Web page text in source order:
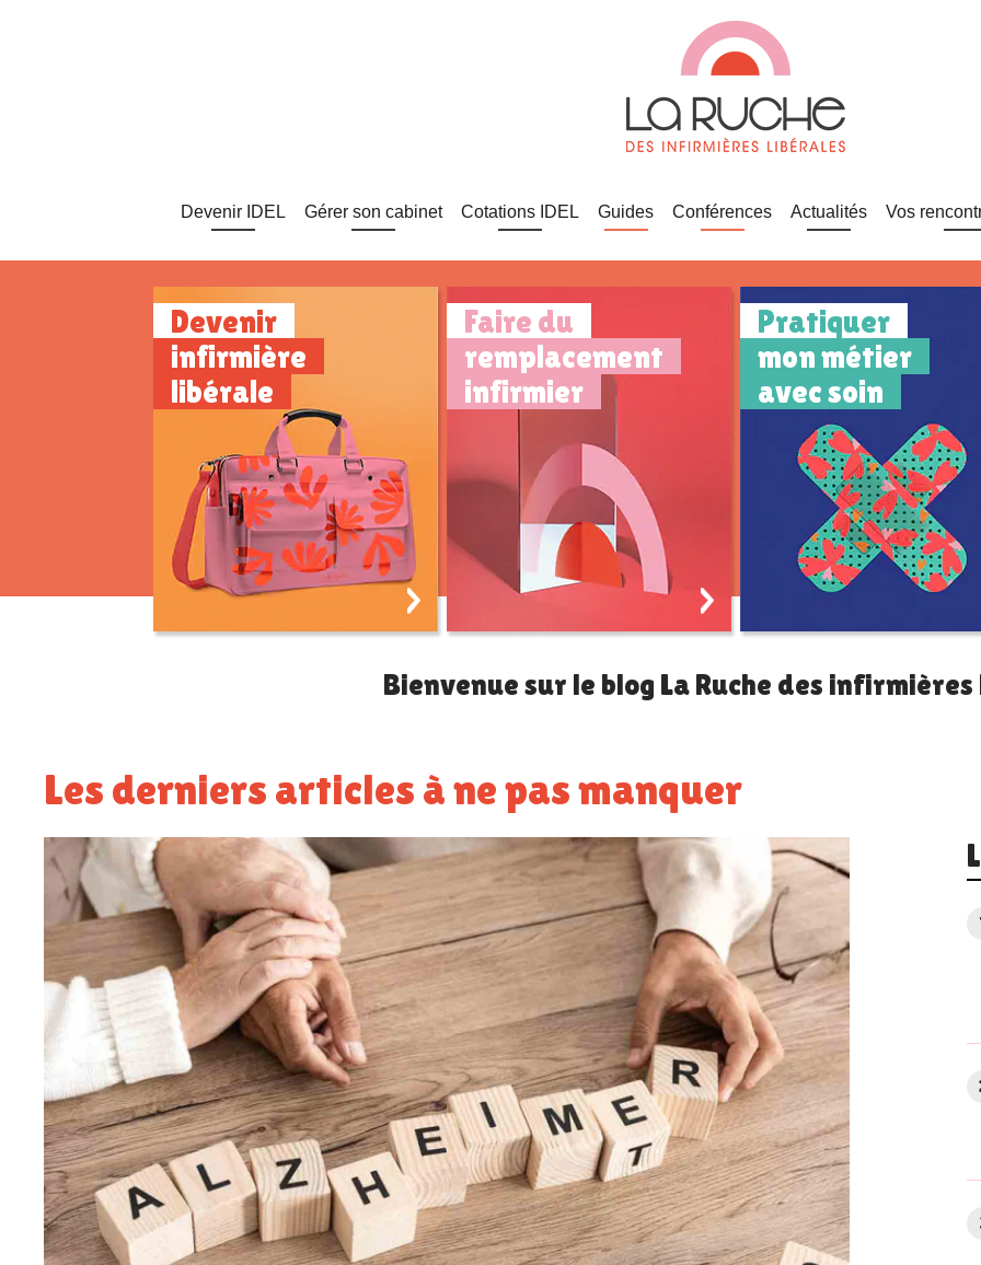
Devenir IDEL Gérer son cabinet Cotations IDEL Guides Conférences Actualités Vos
Devenir
infirmière
libérale
Conditions, prérequis,
démarches, budget,
matériel...
Devenir infirmière
libérale
Faire du
remplacement
infirmier
Conditions, démarches,
Faire du
remplacement
infirmier
Pratiquer
mon métier
avec soin
Soins infirmiers,
patientèle, tournée,
facturation,
comptabilité,
Pratiquer mon métier
avec soin
Bienvenue sur le blog La Ruche des
Les derniers articles à ne pas manquer